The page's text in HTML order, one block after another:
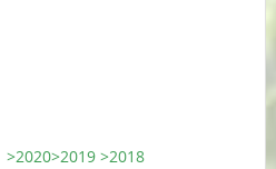
>2020>2019 >2018